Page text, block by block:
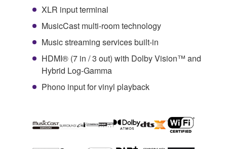
XLR input terminal
MusicCast multi-room technology
Music streaming services built-in
HDMI® (7 in / 3 out) with Dolby Vision™ and
Hybrid Log-Gamma
Phono input for vinyl playback